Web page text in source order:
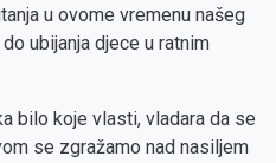
u ovome vremenu našeg
ubijanja djece u ratnim
bilo koje vlasti, vladara da se
se zgražamo nad nasiljem